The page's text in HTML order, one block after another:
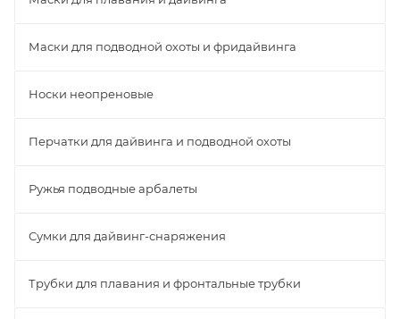
Маски для подводной охоты и фридайвинга
Носки неопреновые
Перчатки для дайвинга и подводной охоты
Ружья подводные арбалеты
Сумки для дайвинг-снаряжения
Трубки для плавания и фронтальные трубки